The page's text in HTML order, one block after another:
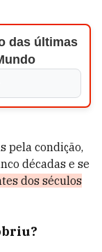
das últimas
pela condição,
décadas e se
dos séculos